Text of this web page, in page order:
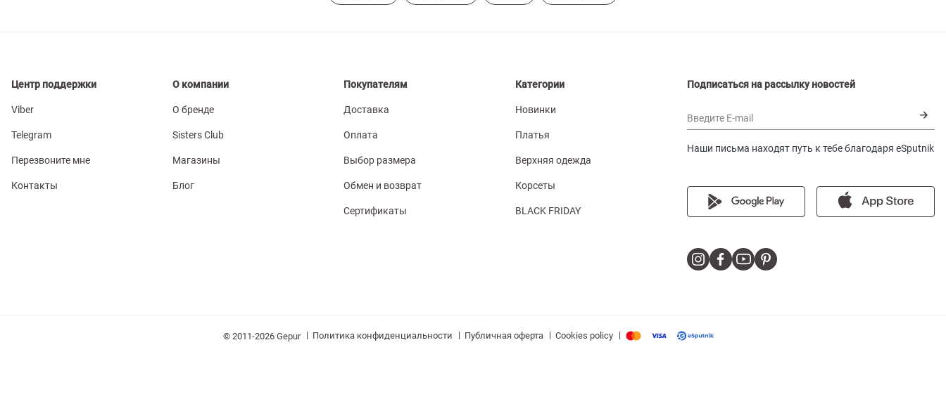
Центр поддержки
Viber
Telegram
Перезвоните мне
Контакты
О компании
О бренде
Sisters Club
Магазины
Блог
Покупателям
Доставка
Оплата
Выбор размера
Обмен и возврат
Сертификаты
Категории
Новинки
Платья
Верхняя одежда
Корсеты
BLACK FRIDAY
Подписаться на рассылку новостей
Введите E-mail
Наши письма находят путь к тебе благодаря eSputnik
© 2011-2026 Gepur | Политика конфиденциальности | Публичная оферта | Cookies policy |